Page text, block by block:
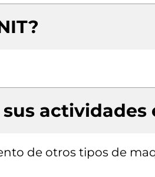
sus actividades
de otros tipos de